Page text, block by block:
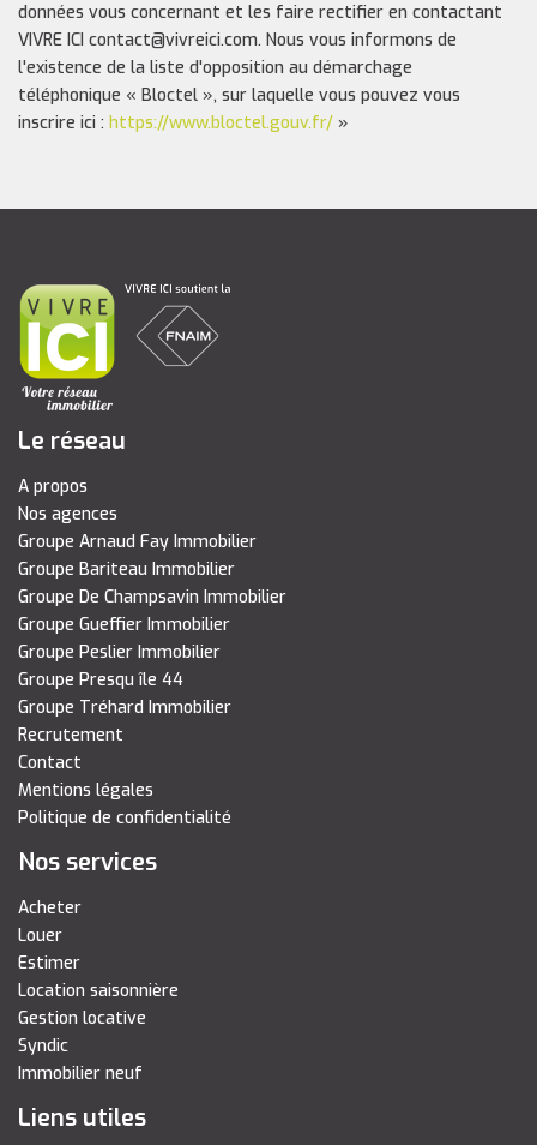
données vous concernant et les faire rectifier en contactant
VIVRE ICI contact@vivreici.com. Nous vous informons de
l'existence de la liste d'opposition au démarchage
téléphonique « Bloctel », sur laquelle vous pouvez vous
inscrire ici : https://www.bloctel.gouv.fr/ »
Le réseau
A propos
Nos agences
Groupe Arnaud Fay Immobilier
Groupe Bariteau Immobilier
Groupe De Champsavin Immobilier
Groupe Gueffier Immobilier
Groupe Peslier Immobilier
Groupe Presqu île 44
Groupe Tréhard Immobilier
Recrutement
Contact
Mentions légales
Politique de confidentialité
Nos services
Acheter
Louer
Estimer
Location saisonnière
Gestion locative
Syndic
Immobilier neuf
Liens utiles